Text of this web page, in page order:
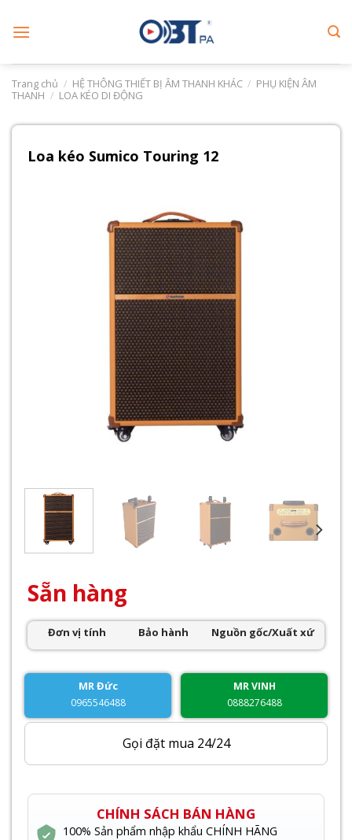
Trang chủ / HỆ THÔNG THIẾT BỊ ÂM THANH KHÁC / PHỤ KIỆN ÂM
THANH / LOA KÉO DI ĐỘNG
Loa kéo Sumico Touring 12
Sẵn hàng
Đơn vị tính Bảo hành Nguồn gốc/Xuất xứ
MR Đức
0965546488
MR VINH
0888276488
Gọi đặt mua 24/24
CHÍNH SÁCH BÁN HÀNG
100% Sản phẩm nhập khẩu CHÍNH HÃNG